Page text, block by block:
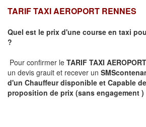
TARIF TAXI AEROPORT RENNES
Quel est le prix d'une course en taxi
?
Pour confirmer le TARIF TAXI
un devis grauit et recever un SMS
d'un Chauffeur disponible et Capable
proposition de prix (sans engagement )